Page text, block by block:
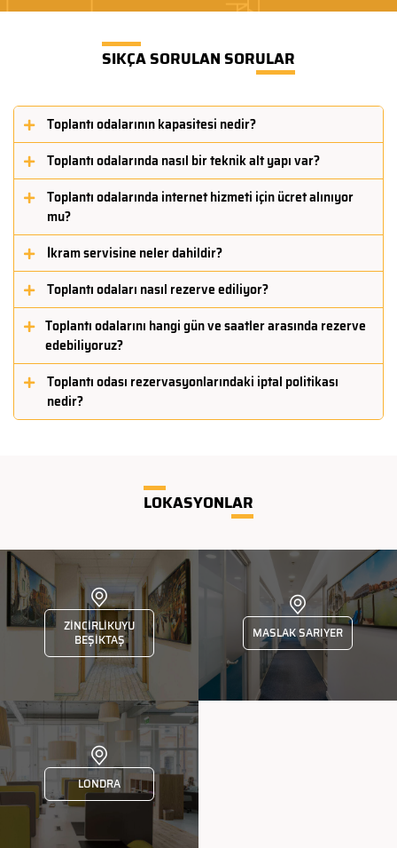
SIKÇA SORULAN SORULAR
Toplantı odalarının kapasitesi nedir?
Toplantı odalarında nasıl bir teknik alt yapı var?
Toplantı odalarında internet hizmeti için ücret alınıyor
mu?
İkram servisine neler dahildir?
Toplantı odaları nasıl rezerve ediliyor?
Toplantı odalarını hangi gün ve saatler arasında rezerve
edebiliyoruz?
Toplantı odası rezervasyonlarındaki iptal politikası
nedir?
LOKASYONLAR
ZİNCİRLİKUYU
BEŞİKTAŞ
MASLAK SARIYER
LONDRA